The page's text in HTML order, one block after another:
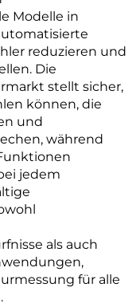
Modelle in
reduzieren und
Die
stellt sicher,
können, die
und
während
jedem
als auch
für alle